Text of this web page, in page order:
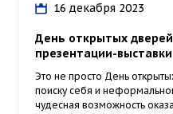
16 декабря 2023
День открытых
презентации-выставки
Это не просто День
поиску себя и
чудесная возможность